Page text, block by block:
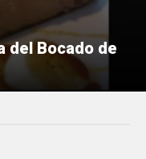
del Bocado de